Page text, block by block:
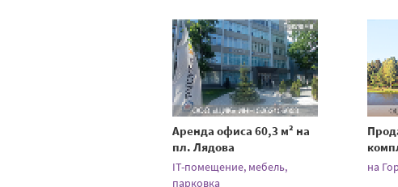
Аренда офиса 60,3 м² на
пл. Лядова
IT-помещение, мебель,
парковка
на